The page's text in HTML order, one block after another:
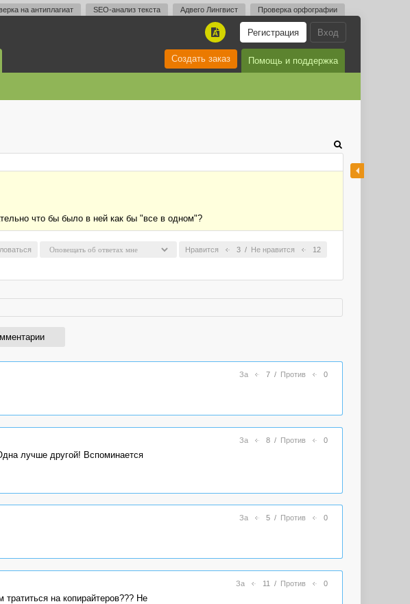
на антиплагиат SEO-анализ текста Адвего Лингвист Проверка орфографии
Вход
Регистрация
A
Помощь и поддержка
Создать заказ
что бы было в ней как бы "все в одном"?
Нравится 3 / Не нравится 12
За 7/ Против 0
За 8/ Против 0
лучше другой! Вспоминается
За 5/ Против 0
За 11 / Против 0
на копирайтеров??? Не